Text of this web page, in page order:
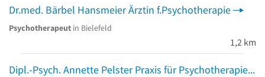
Dr.med. Bärbel Hansmeier Ärztin f.Psychotherapie
Psychotherapeut in Bielefeld
1,2 km
Dipl.-Psych. Annette Pelster Praxis für Psychotherapie